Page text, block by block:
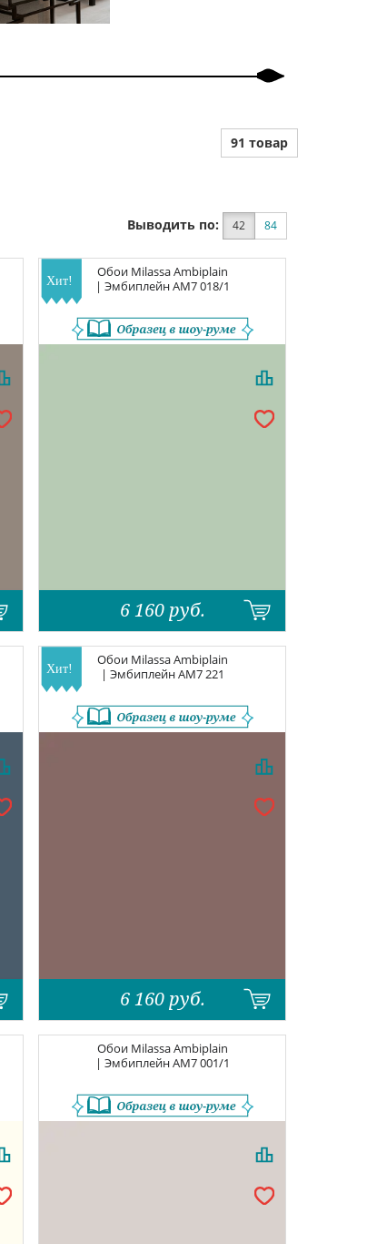
91 товар
Выводить по: 42 84
Обои Milassa Ambiplain
| ЭмбиплейнAM7 018/1
6 160 руб.
Обои Milassa Ambiplain
| ЭмбиплейнAM7 221
6 160 руб.
Обои Milassa Ambiplain
| ЭмбиплейнAM7 001/1